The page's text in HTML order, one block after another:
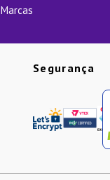
Marcas
Segurança